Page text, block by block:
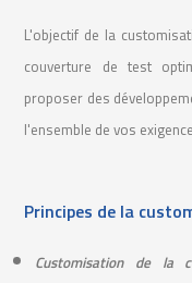
L'objectif de la
couverture de test
proposer des
l'ensemble de vos
Principes de la
Customisation de la